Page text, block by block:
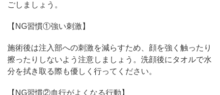
ごしましょう。
【NG習慣①強い刺激】
施術後は注入部への刺激を減らすため、顔を強く触ったり
擦ったりしないよう注意しましょう。洗顔後にタオルで水
分を拭き取る際も優しく行ってください。
【NG習慣②血行がよくなる行動】